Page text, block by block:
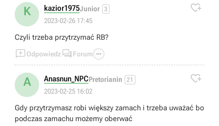
K kazior1975Junior 3
2023-02-26 17:45

Czyli trzeba przytrzymać RB?
Odpowiedz  Forum 
A Anasnun_NPCPretorianin 21
2023-02-25 16:02

Gdy przytrzymasz robi większy zamach i trzeba uważać bo
podczas zamachu możemy oberwać